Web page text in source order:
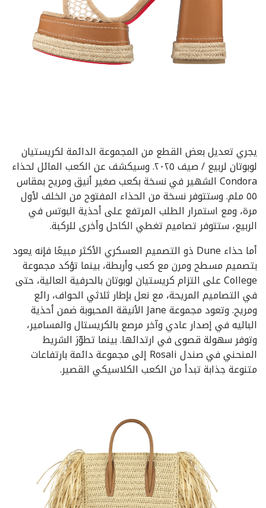
يجري تعديل بعض القطع من المجموعة الدائمة لكريستيان
لوبوتان لربيع / صيف ٢٠٢٥. وسيكشف عن الكعب المائل لحذاء
Condora الشهير في نسخة بكعب صغير أنيق ومريح بمقاس
٥٥ ملم. وستتوفر نسخة من الحذاء المفتوح من الخلف لأول
مرة، ومع استمرار الطلب المرتفع على أحذية البوتس في
الربيع، ستتوفر تصاميم تغطي الكاحل وأخرى للركبة.
أما حذاء Dune ذو التصميم العسكري الأكثر مبيعًا فإنه يعود
بتصميم مسطح ومرن مع كعب وأربطة، بينما تؤكد مجموعة
College على التزام كريستيان لوبوتان بالحرفية العالية، حتى
في التصاميم المريحة، مع نعل بإطار ثلاثي الحواف، رائع
ومريح. وتعود مجموعة Jane الأنيقة المحبوبة ضمن أحذية
الباليه في إصدار عادي وآخر مرصع بالكريستال والمسامير،
وتوفر سهولة قصوى في ارتدائها. بينما تطوّرَ الشريط
المنحني في صندل Rosali إلى مجموعة دائمة بارتفاعات
متنوعة جذابة تبدأ من الكعب الكلاسيكي القصير.